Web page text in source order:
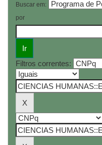
Buscar em:
por
Filtros correntes: